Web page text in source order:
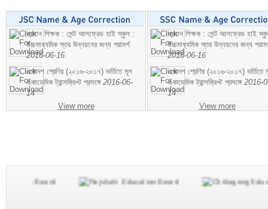
প্রধান শিক্ষক : সেন্ট আলফ্রেড হাই স্কুল :
উচ্চমাধ্যমিক স্তর উন্নয়নের জন্য পরামর্শ
2016-06-16
একাদশ শ্রেণির (২০১৬-২০১৭) ভর্তিতে মূল
একাডেমিক ট্রান্সক্রিপ্ট প্রসঙ্গে 2016-06-
14
View more
প্রধান শিক্ষক : সেন্ট আলফ্রেড হাই
উচ্চমাধ্যমিক স্তর উন্নয়নের জন্য
2016-06-16
একাদশ শ্রেণির (২০১৬-২০১৭) ভর্তিতে
একাডেমিক ট্রান্সক্রিপ্ট প্রসঙ্গে 2016-
14
View more